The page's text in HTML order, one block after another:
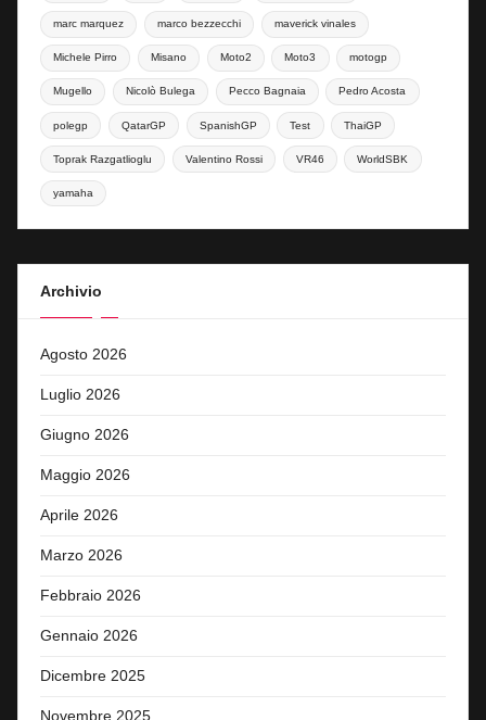
marc marquez marco bezzecchi maverick vinales
Michele Pirro Misano Moto2 Moto3 motogp
Mugello Nicolò Bulega Pecco Bagnaia Pedro Acosta
polegp QatarGP SpanishGP Test ThaiGP
Toprak Razgatlioglu Valentino Rossi VR46 WorldSBK
yamaha
Archivio
Agosto 2026
Luglio 2026
Giugno 2026
Maggio 2026
Aprile 2026
Marzo 2026
Febbraio 2026
Gennaio 2026
Dicembre 2025
Novembre 2025